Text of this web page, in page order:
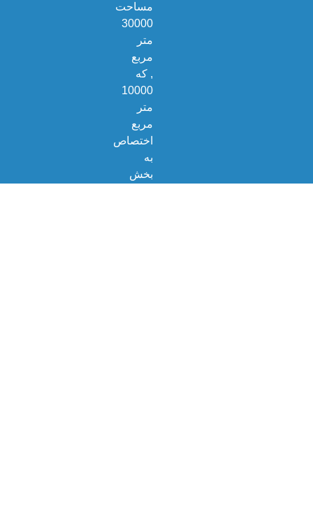
مساحت
30000
متر
مربع
, که
10000
متر
مربع
اختصاص
به
بخش